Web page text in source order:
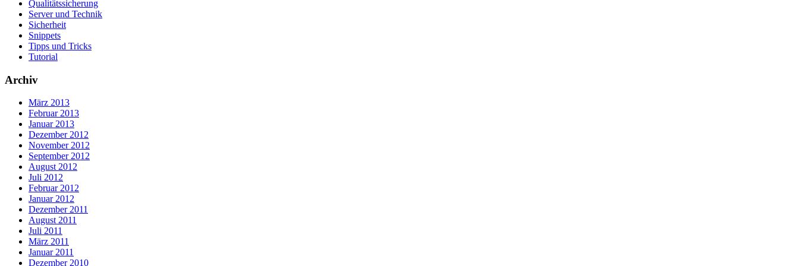
Qualitätssicherung
Server und Technik
Sicherheit
Snippets
Tipps und Tricks
Tutorial
Archiv
März 2013
Februar 2013
Januar 2013
Dezember 2012
November 2012
September 2012
August 2012
Juli 2012
Februar 2012
Januar 2012
Dezember 2011
August 2011
Juli 2011
März 2011
Januar 2011
Dezember 2010